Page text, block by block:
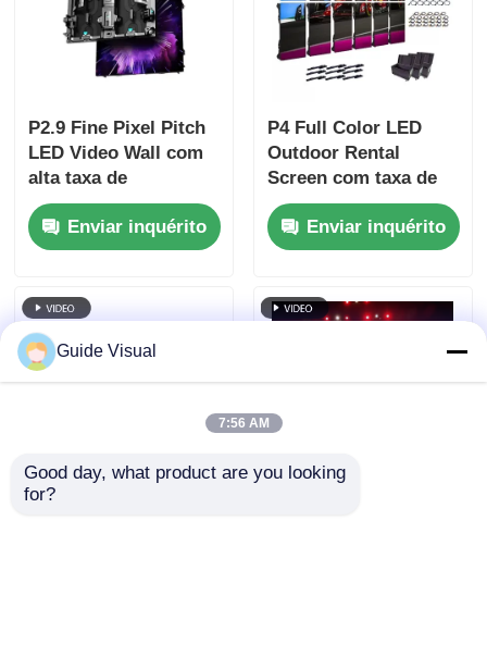
P2.9 Fine Pixel Pitch
LED Video Wall com
alta taxa de
atualização de
7680Hz e backup de
energia e sinal duplo
Enviar inquérito
P4 Full Color LED
Outdoor Rental
Screen com taxa de
atualização de
7680Hz e IP65
impermeável para HD
Enviar inquérito
Guide Visual
7:56 AM
Good day, what product are you looking
for?